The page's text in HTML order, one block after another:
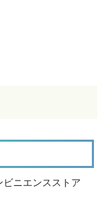
ニエンスストア